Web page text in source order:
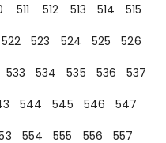
511 512 513 514
515
522 523 524 525
526
533 534 535 536
537
544 545 546
547
554 555 556
557